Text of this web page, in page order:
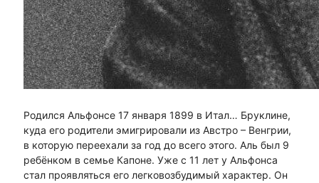
Родился Альфонсе 17 января 1899 в Итал… Бруклине,
куда его родители эмигрировали из Австро – Венгрии,
в которую переехали за год до всего этого. Аль был 9
ребёнком в семье Капоне. Уже с 11 лет у Альфонса
стал проявляться его легковозбудимый характер. Он